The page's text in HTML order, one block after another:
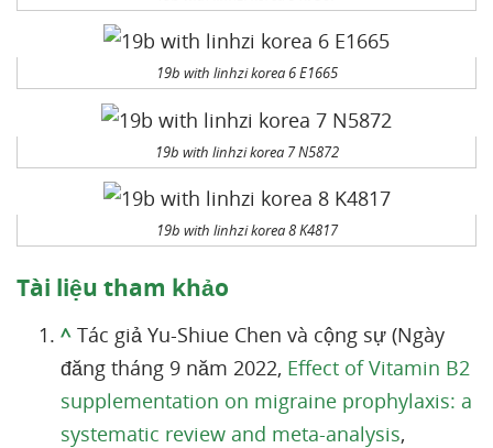
19b with linhzi korea 6 E1665
19b with linhzi korea 7 N5872
19b with linhzi korea 8 K4817
Tài liệu tham khảo
^ Tác giả Yu-Shiue Chen và cộng sự (Ngày
đăng tháng 9 năm 2022, Effect of Vitamin B2
supplementation on migraine prophylaxis: a
systematic review and meta-analysis,